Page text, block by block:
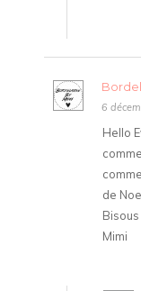
6
Hello
de
Bisous
Mimi